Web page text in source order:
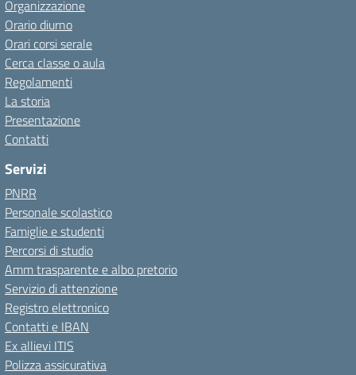
Organizzazione
Orario diurno
Orari corsi serale
Cerca classe o aula
Regolamenti
La storia
Presentazione
Contatti
Servizi
PNRR
Personale scolastico
Famiglie e studenti
Percorsi di studio
Amm trasparente e albo pretorio
Servizio di attenzione
Registro elettronico
Contatti e IBAN
Ex allievi ITIS
Polizza assicurativa